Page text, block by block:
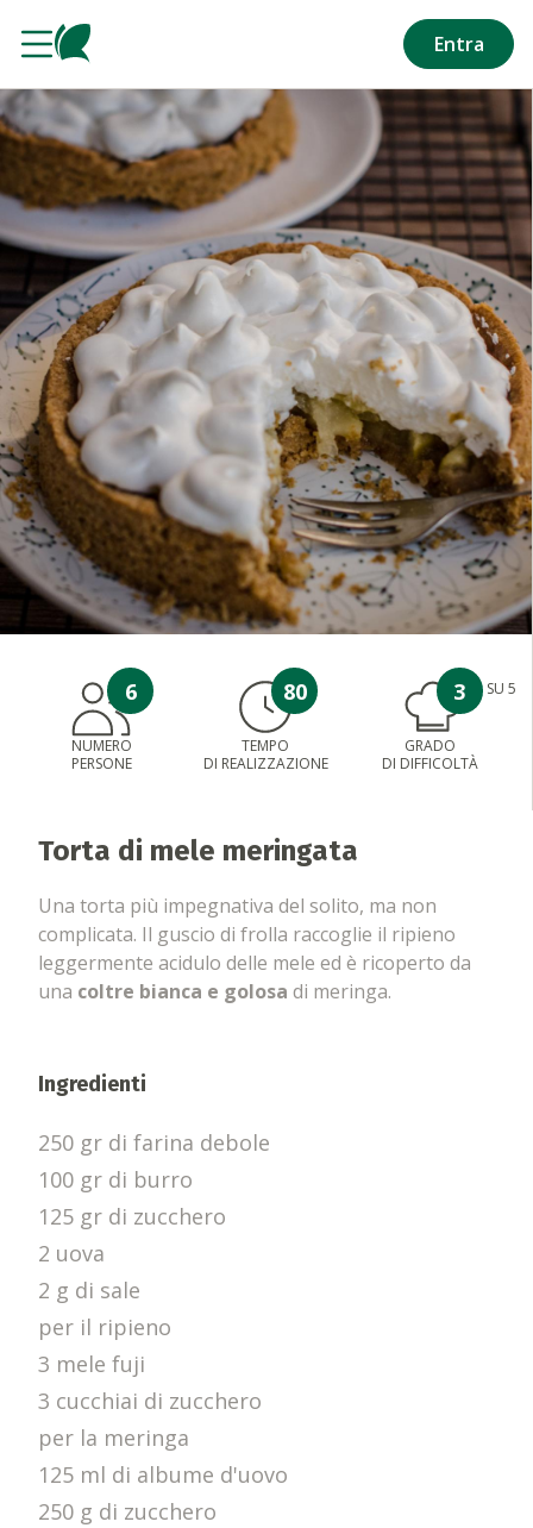
Entra
6
NUMERO
PERSONE
80
TEMPO
DI REALIZZAZIONE
3 SU 5
GRADO
DI DIFFICOLTÀ
Torta di mele meringata
Una torta più impegnativa del solito, ma non
complicata. Il guscio di frolla raccoglie il ripieno
leggermente acidulo delle mele ed è ricoperto da
una coltre bianca e golosa di meringa.
Ingredienti
250 gr di farina debole
100 gr di burro
125 gr di zucchero
2 uova
2 g di sale
per il ripieno
3 mele fuji
3 cucchiai di zucchero
per la meringa
125 ml di albume d'uovo
250 g di zucchero